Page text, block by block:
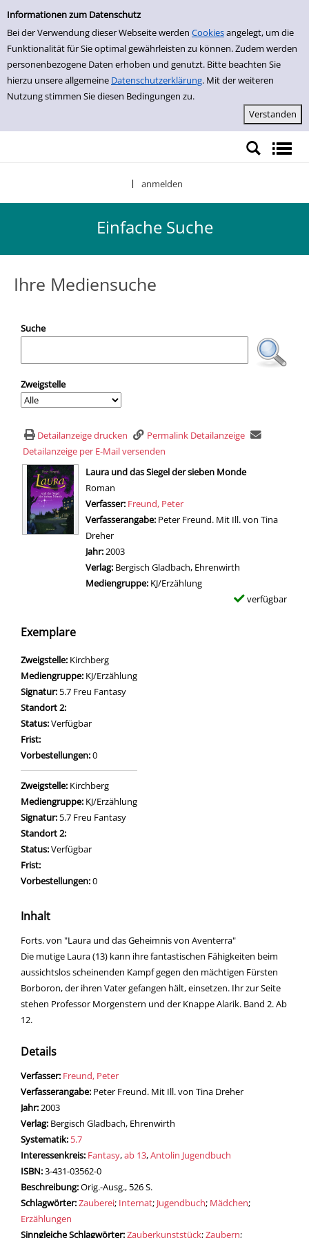
Einfache Suche
Informationen zum Datenschutz
Bei der Verwendung dieser Webseite werden Cookiesangelegt, um die
Funktionalität für Sie optimal gewährleisten zu können. Zudem werden
personenbezogene Daten erhoben und genutzt. Bitte beachten Sie
hierzu unsere allgemeine Datenschutzerklärung. Mit der weiteren
Nutzung stimmen Sie diesen Bedingungen zu.
Zur Detailanzeige springen
anmelden
Einfache Suche
Ihre Mediensuche
Suche
Zweigstelle
Detailanzeige drucken
Permalink Detailanzeige
Detailanzeige per E-Mail versenden
wird in neuem Tab geöffnet
Laura und das Siegel der sieben Monde
Roman
Verfasser: Suche nach diesem Verfasser
Freund, Peter
Verfasserangabe: Peter Freund. Mit Ill. von Tina
Dreher
Jahr: 2003
Verlag: Bergisch Gladbach, Ehrenwirth
Mediengruppe: KJ/Erzählung
verfügbar
Exemplare
Zweigstelle: Kirchberg
Mediengruppe: KJ/Erzählung
Signatur: 5.7 Freu Fantasy
Standort 2:
Status:Verfügbar
Frist:
Vorbestellungen:0
Zweigstelle: Kirchberg
Mediengruppe: KJ/Erzählung
Signatur: 5.7 Freu Fantasy
Standort 2:
Status:Verfügbar
Frist:
Vorbestellungen:0
Inhalt
Forts. von "Laura und das Geheimnis von Aventerra"
Die mutige Laura (13) kann ihre fantastischen Fähigkeiten beim
aussichtslos scheinenden Kampf gegen den mächtigen Fürsten
Borboron, der ihren Vater gefangen hält, einsetzen. Ihr zur Seite
stehen Professor Morgenstern und der Knappe Alarik. Band 2. Ab
12.
Details
Verfasser: Suche nach diesem Verfasser
Freund, Peter
Verfasserangabe: Peter Freund. Mit Ill. von Tina Dreher
Jahr: 2003
Verlag: Bergisch Gladbach, Ehrenwirth
opens in new tab
Diesen Link in neuem Tab öffnen
Systematik: Suche nach dieser Systematik
5.7
Interessenkreis: Suche nach diesem Interessenskreis
Fantasy,ab 13,Antolin Jugendbuch
ISBN:3-431-03562-0
Beschreibung:Orig.-Ausg., 526 S.
Schlagwörter:Zauberei; Internat; Jugendbuch; Mädchen;
Erzählungen
Sinngleiche Schlagwörter:Zauberkunststück;Zaubern;